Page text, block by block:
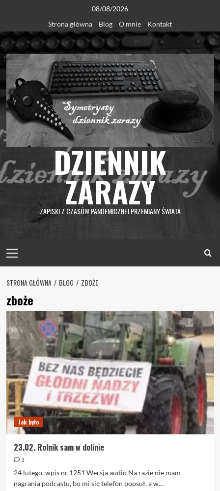
content
08/08/2026
Strona główna
Blog O mnie Kontakt
DZIENNIK
ZARAZY
ZAPISKI Z CZASÓW PANDEMICZNEJ PRZEMIANY ŚWIATA
Menu
STRONA GŁÓWNA BLOG ZBOŻE
zboże
Jak było
23.02. Rolnik sam w dolinie
3
24 lutego, wpis nr 1251 Wersja audio Na razie nie mam
nagrania podcastu, bo mi się telefon popsuł, a w...